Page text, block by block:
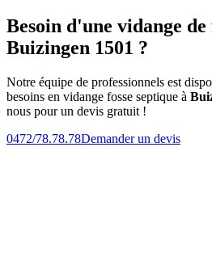
Besoin d'une vidange de
Buizingen 1501 ?
Notre équipe de professionnels est
besoins en vidange fosse septique à
nous pour un devis gratuit !
0472/78.78.78Demander un devis